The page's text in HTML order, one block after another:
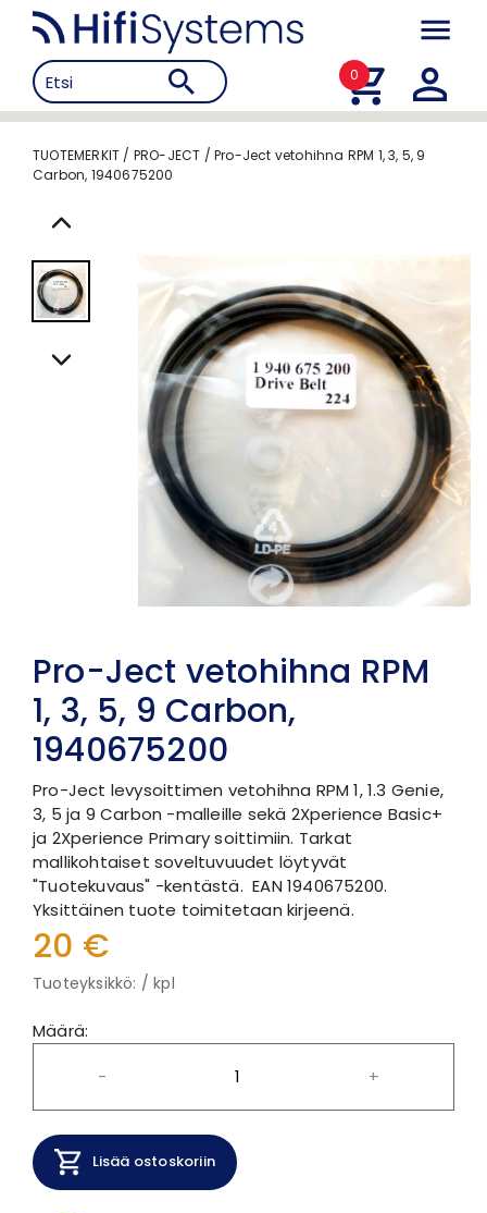
0
TUOTEMERKIT / PRO-JECT /Pro-Ject vetohihna RPM 1, 3, 5, 9
Carbon, 1940675200
Pro-Ject vetohihna RPM
1, 3, 5, 9 Carbon,
1940675200
Pro-Ject levysoittimen vetohihna RPM 1, 1.3 Genie,
3, 5 ja 9 Carbon -malleille sekä 2Xperience Basic+
ja 2Xperience Primary soittimiin. Tarkat
mallikohtaiset soveltuvuudet löytyvät
"Tuotekuvaus" -kentästä. EAN 1940675200.
Yksittäinen tuote toimitetaan kirjeenä.
20 €
Tuoteyksikkö: / kpl
Määrä:
-
+
Lisää ostoskoriin